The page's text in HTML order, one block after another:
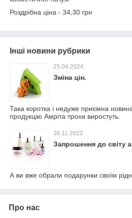
Роздрібна ціна - 34,30 грн
Інші новини рубрики
25.04.2024
Зміна цін.
Така коротка і недуже приємна
продукцію Амріта трохи виростуть.
30.11.2023
Запрошення до світу
А ви вже обрали подарунки своїм
Про нас